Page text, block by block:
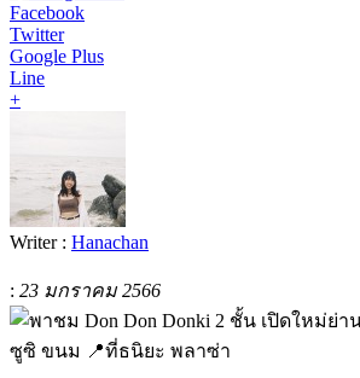
Facebook
Twitter
Google Plus
Line
+
Writer : Hanachan
: 23 มกราคม 2566